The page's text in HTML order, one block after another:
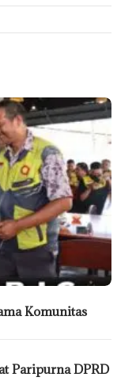
Komunitas
Paripurna DPRD